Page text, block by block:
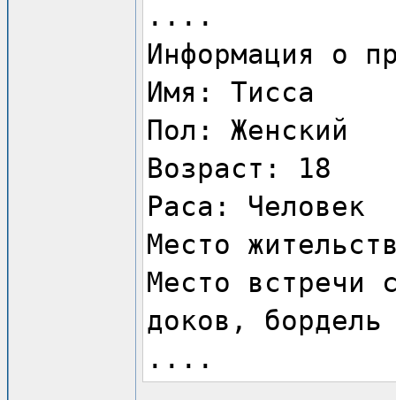
....
Информация о
Имя: Тисса
Пол: Женский
Возраст: 18
Раса: Человек
Место
Место встречи
доков,
....